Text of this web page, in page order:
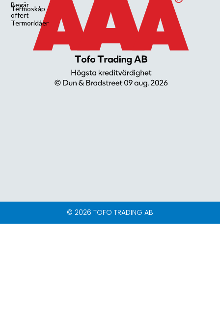
Begär
offert
Termoskåp
Termoridåer
© 2026 TOFO TRADING AB